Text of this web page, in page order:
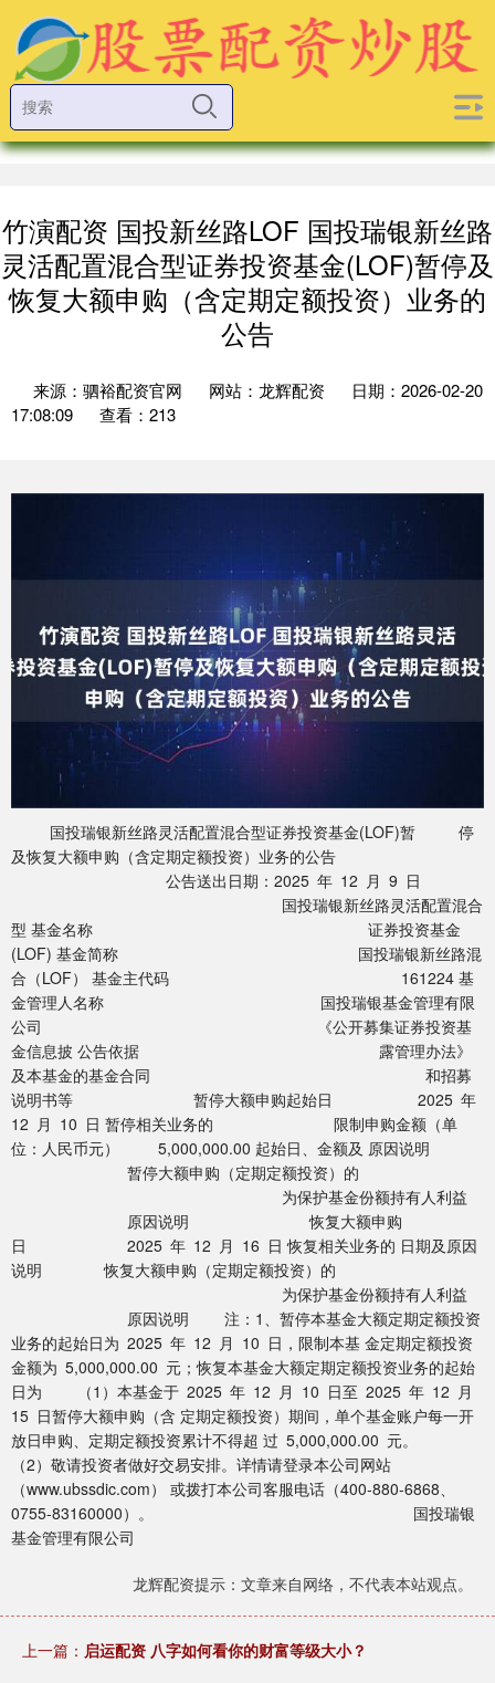
竹演配资 国投新丝路LOF 国投瑞银新丝路
灵活配置混合型证券投资基金(LOF)暂停及
恢复大额申购（含定期定额投资）业务的
公告
来源：驷裕配资官网 网站：龙辉配资
日期：2026-02-20
17:08:09
查看：213
国投瑞银新丝路灵活配置混合型证券投资基金(LOF)暂 停
及恢复大额申购（含定期定额投资）业务的公告
公告送出日期：2025 年 12 月 9 日
国投瑞银新丝路灵活配置混合
型 基金名称 证券投资基金
(LOF) 基金简称 国投瑞银新丝路混
合（LOF） 基金主代码 161224 基
金管理人名称 国投瑞银基金管理有限
公司 《公开募集证券投资基
金信息披 公告依据 露管理办法》
及本基金的基金合同 和招募
说明书等 暂停大额申购起始日 2025 年
12 月 10 日 暂停相关业务的 限制申购金额（单
位：人民币元） 5,000,000.00 起始日、金额及 原因说明
暂停大额申购（定期定额投资）的
为保护基金份额持有人利益
原因说明 恢复大额申购
日 2025 年 12 月 16 日 恢复相关业务的 日期及原因
说明 恢复大额申购（定期定额投资）的
为保护基金份额持有人利益
原因说明 注：1、暂停本基金大额定期定额投资
业务的起始日为 2025 年 12 月 10 日，限制本基 金定期定额投资
金额为 5,000,000.00 元；恢复本基金大额定期定额投资业务的起始
日为 （1）本基金于 2025 年 12 月 10 日至 2025 年 12 月
15 日暂停大额申购（含 定期定额投资）期间，单个基金账户每一开
放日申购、定期定额投资累计不得超 过 5,000,000.00 元。
（2）敬请投资者做好交易安排。详情请登录本公司网站
（www.ubssdic.com） 或拨打本公司客服电话（400-880-6868、
0755-83160000）。 国投瑞银
基金管理有限公司
龙辉配资提示：文章来自网络，不代表本站观点。
上一篇： 启运配资 八字如何看你的财富等级大小？